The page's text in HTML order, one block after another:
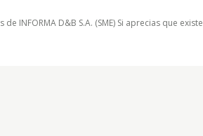
INFORMA D&B S.A. (SME) Si aprecias que